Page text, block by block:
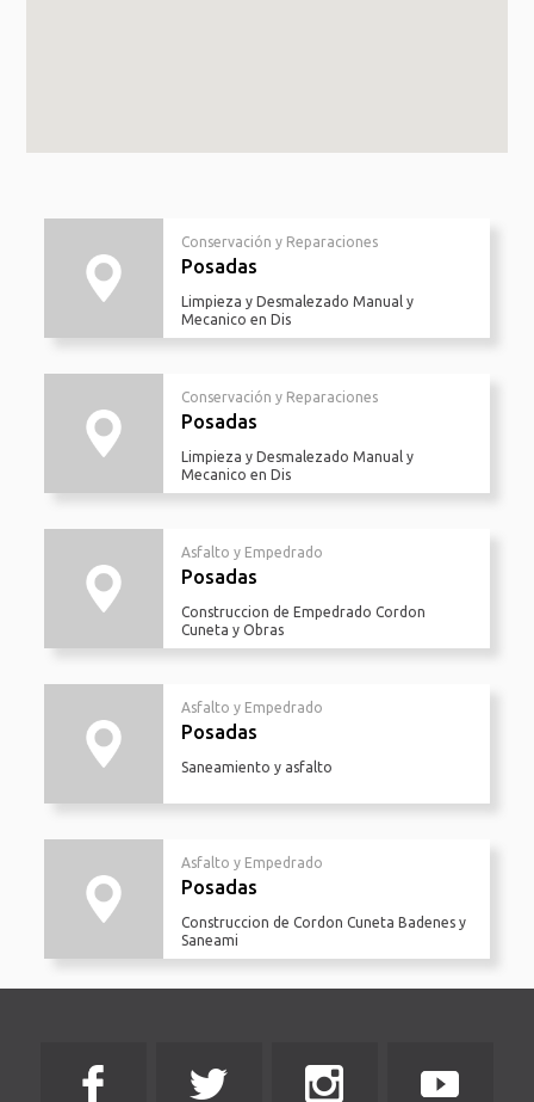
Conservación y Reparaciones
Posadas
Limpieza y Desmalezado Manual y
Mecanico en Dis
Conservación y Reparaciones
Posadas
Limpieza y Desmalezado Manual y
Mecanico en Dis
Asfalto y Empedrado
Posadas
Construccion de Empedrado Cordon
Cuneta y Obras
Asfalto y Empedrado
Posadas
Saneamiento y asfalto
Asfalto y Empedrado
Posadas
Construccion de Cordon Cuneta Badenes y
Saneami